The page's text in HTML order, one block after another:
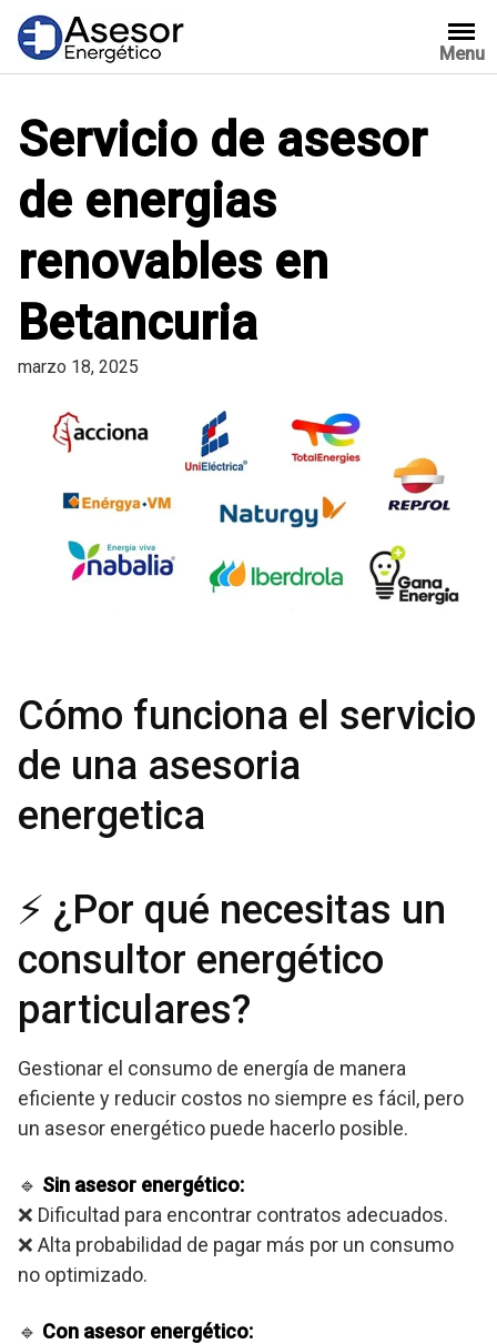
Saltar
contenido
Menu
Servicio de asesor
de energias
renovables en
Betancuria
marzo 18, 2025
Cómo funciona el servicio
de una asesoria
energetica
⚡ ¿Por qué necesitas un
consultor energético
particulares?
Gestionar el consumo de energía de manera
eficiente y reducir costos no siempre es fácil, pero
un asesor energético puede hacerlo posible.
🔹 Sin asesor energético:
❌ Dificultad para encontrar contratos adecuados.
❌ Alta probabilidad de pagar más por un consumo
no optimizado.
🔹 Con asesor energético: